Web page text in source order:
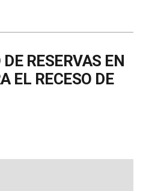
RESERVAS EN
EL RECESO DE